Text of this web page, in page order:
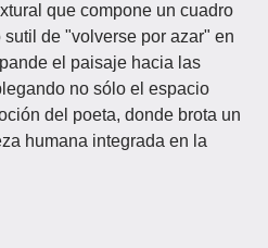
que compone un cuadro
de "volverse por azar" en
el paisaje hacia las
no sólo el espacio
del poeta, donde brota un
humana integrada en la